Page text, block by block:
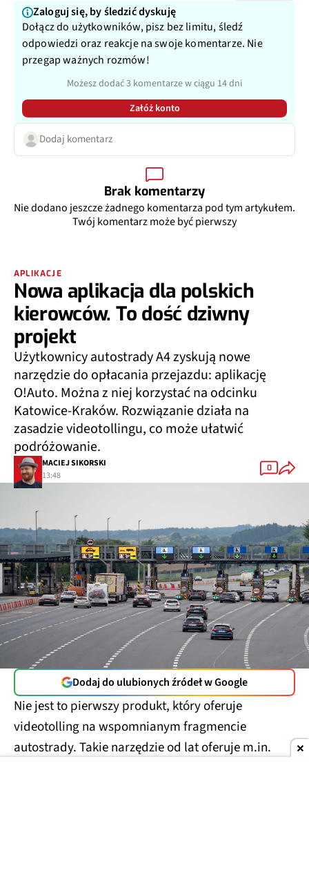
Zaloguj się, by śledzić dyskuję
Dołącz do użytkowników, pisz bez limitu, śledź
odpowiedzi oraz reakcje na swoje komentarze. Nie
przegap ważnych rozmów!
Możesz dodać 3 komentarze w ciągu 14 dni
Załóż konto
Dodaj komentarz
Brak komentarzy
Nie dodano jeszcze żadnego komentarza pod tym artykułem.
Twój komentarz może być pierwszy
APLIKACJE
Nowa aplikacja dla polskich
kierowców. To dość dziwny
projekt
Użytkownicy autostrady A4 zyskują nowe
narzędzie do opłacania przejazdu: aplikację
O!Auto. Można z niej korzystać na odcinku
Katowice-Kraków. Rozwiązanie działa na
zasadzie videotollingu, co może ułatwić
podróżowanie.
MACIEJ SIKORSKI
13:48
0
Dodaj do ulubionych źródeł w Google
Nie jest to pierwszy produkt, który oferuje
videotolling na wspomnianym fragmencie
autostrady. Takie narzędzie od lat oferuje m.in.